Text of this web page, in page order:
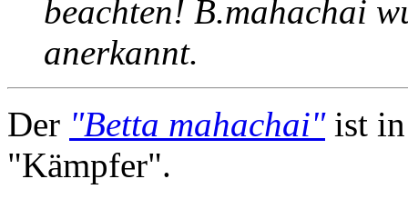
beachten! B.mahachai
anerkannt.
Der "Betta mahachai"ist in
"Kämpfer".